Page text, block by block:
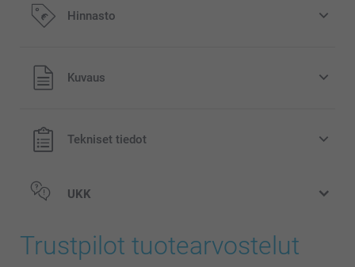
Hinnasto
Kaikki hinnat ovat euroina, sisältävät arvonlisäveron ja
eivät sisällä postikuluja.
Kuvaus
Tekniset tiedot
UKK
Trustpilot tuotearvostelut